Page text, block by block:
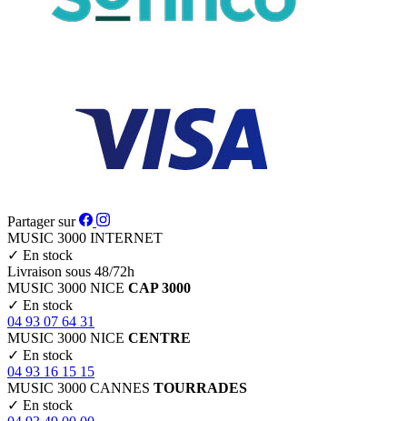
Partager sur
MUSIC 3000 INTERNET
✓ En stock
Livraison sous 48/72h
MUSIC 3000 NICE CAP 3000
✓ En stock
04 93 07 64 31
MUSIC 3000 NICE CENTRE
✓ En stock
04 93 16 15 15
MUSIC 3000 CANNES TOURRADES
✓ En stock